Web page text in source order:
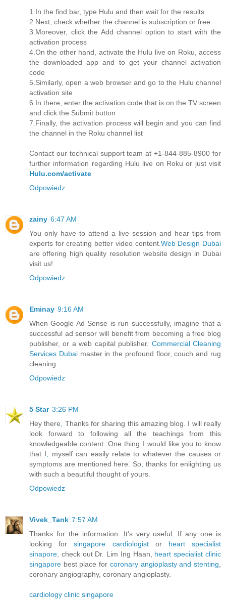
1.In the find bar, type Hulu and then wait for the results
2.Next, check whether the channel is subscription or free
3.Moreover, click the Add channel option to start with the
activation process
4.On the other hand, activate the Hulu live on Roku, access
the downloaded app and to get your channel activation
code
5.Similarly, open a web browser and go to the Hulu channel
activation site
6.In there, enter the activation code that is on the TV screen
and click the Submit button
7.Finally, the activation process will begin and you can find
the channel in the Roku channel list
Contact our technical support team at +1-844-885-8900 for
further information regarding Hulu live on Roku or just visit
Hulu.com/activate
Odpowiedz
zainy 6:47 AM
You only have to attend a live session and hear tips from
experts for creating better video content. Web Design Dubai
are offering high quality resolution website design in Dubai
visit us!
Odpowiedz
Eminay 9:16 AM
When Google Ad Sense is run successfully, imagine that a
successful ad sensor will benefit from becoming a free blog
publisher, or a web capital publisher. Commercial Cleaning
Services Dubaimaster in the profound floor, couch and rug
cleaning.
Odpowiedz
5 Star 3:26 PM
Hey there
Thanks for sharing this amazing blog
I will really
look forward to following all the teachings from this
knowledgeable content One thing I would like you to know
that I
myself can easily relate to whatever the causes or
symptoms are mentioned here
So thanks for enlighting us
with such a beautiful thought of yours
Odpowiedz
Vivek_Tank 7:57 AM
Thanks for the information. It's very useful. If any one is
looking forsingapore cardiologistor heart specialist
sinapore , check out Dr. Lim Ing Haan, heart specialist clinic
singapore best place for coronary angioplasty and stenting
coronary angiography, coronary angioplasty.
cardiology clinic singapore